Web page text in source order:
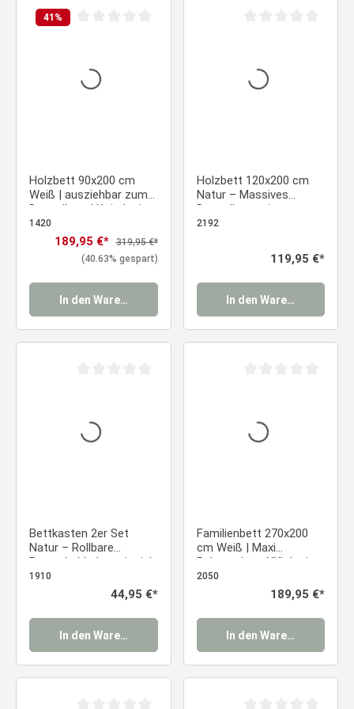
41 %
Holzbett 90x200 cm
Weiß | ausziehbar zum
Doppelbett | Koje | mit
Lattenrost |
Ausziehbett
Funktionsbett Duo-Bett
1420
Verkaufspreis:
189,95 €* Regulärer Preis:
319,95 €*
(40.63% gespart)
In den Warenkorb
Holzbett 120x200 cm
Natur – Massives
Doppelbett mit
Lattenrost für Jugend-
2192
Regulärer Preis:
119,95 €*
In den Warenkorb
Bettkasten 2er Set
Natur – Rollbare
Bettschubladen mit viel
Stauraum | Leise, stabil
1910
Regulärer Preis:
44,95 €*
In den Warenkorb
Familienbett 270x200
cm Weiß | Maxi
Palettenbett XXL | mit
Lattenrost | Holz | auch
einzeln stellbar
2050
Regulärer Preis:
189,95 €*
In den Warenkorb